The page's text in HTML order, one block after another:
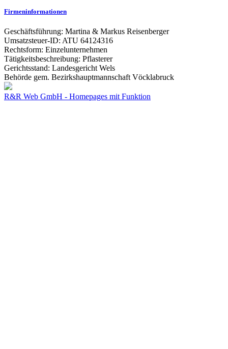
Firmeninformationen
Geschäftsführung: Martina & Markus Reisenberger
Umsatzsteuer-ID: ATU 64124316
Rechtsform: Einzelunternehmen
Tätigkeitsbeschreibung: Pflasterer
Gerichtsstand: Landesgericht Wels
Behörde gem. Bezirkshauptmannschaft Vöcklabruck
R&R Web GmbH - Homepages mit Funktion